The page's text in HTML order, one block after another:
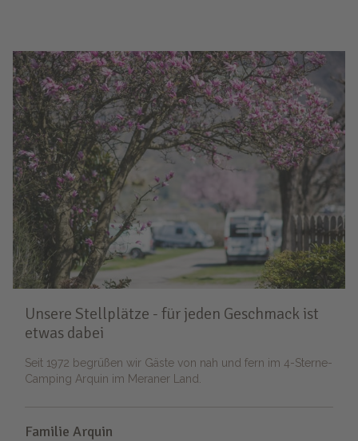
Unsere Stellplätze - für jeden Geschmack ist
etwas dabei
Seit 1972 begrüßen wir Gäste von nah und fern im 4-Sterne-
Camping Arquin im Meraner Land.
Familie Arquin